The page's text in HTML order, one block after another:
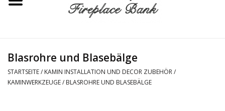
Decor Zubehör
Blasrohre und Blasebälge
STARTSEITE/ KAMIN INSTALLATION UND DECOR ZUBEHÖR/
KAMINWERKZEUGE/ BLASROHRE UND BLASEBÄLGE